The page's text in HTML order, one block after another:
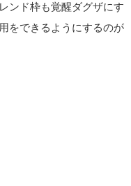
ンド枠も覚醒ダグザにす
をできるようにするのが